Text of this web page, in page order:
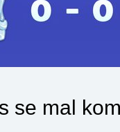
se mal